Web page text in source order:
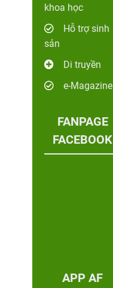
khoa học
Hỗ trợ sinh
sản
Di truyền
e-Magazine
FANPAGE
FACEBOOK
APP AF